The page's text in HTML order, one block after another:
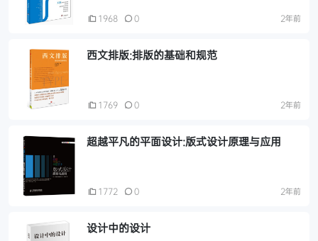
1968 0 2年前
西文排版:排版的基础和规范
1769 0 2年前
超越平凡的平面设计:版式设计原理与应用
1772 0 2年前
设计中的设计